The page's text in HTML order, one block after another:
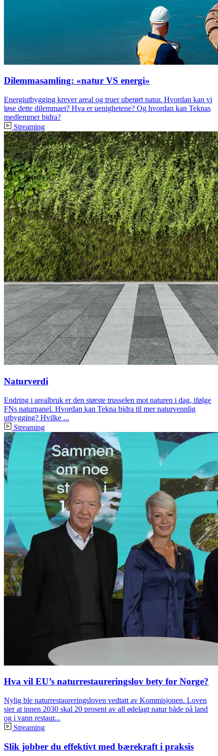
Dilemmasamling: «natur VS energi»
Energiutbygging krever areal og truer uberørt natur. Hvordan kan vi
løse dette dilemmaet? Hva er uenighetene? Og hvordan kan Teknas
medlemmer bidra?
Streaming
Naturverdi
Endring i arealbruk er den største trusselen mot naturen i dag, ifølge
FNs naturpanel. Hvordan kan Tekna bidra til mer naturvennlig
utbygging? Hvilke ...
Streaming
Hva vil EU’s naturrestaureringslov bety for Norge?
Nylig ble naturrestaureringsloven vedtatt av Kommisjonen. Loven
sier at innen 2030 skal 20 prosent av all ødelagt natur både på land
og i vann restaur...
Streaming
Slik jobber du effektivt med bærekraft i praksis